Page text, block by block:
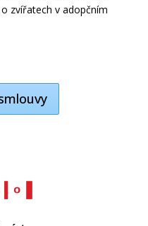
zvířatech v adopčním
Web